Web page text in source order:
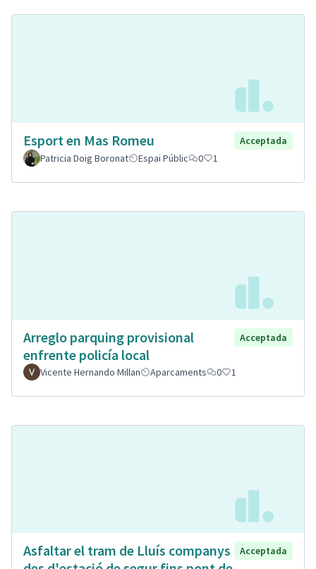
Esport en Mas Romeu
Acceptada
Patricia Doig Boronat
Espai Públic 0 1
Arreglo parquing provisional
enfrente policía local
Acceptada
Vicente Hernando Millan Aparcaments 0 1
Asfaltar el tram de Lluís companys
Acceptada